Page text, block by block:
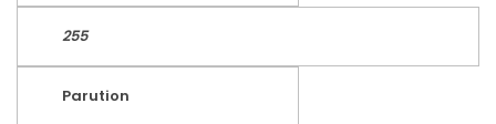
255
Parution